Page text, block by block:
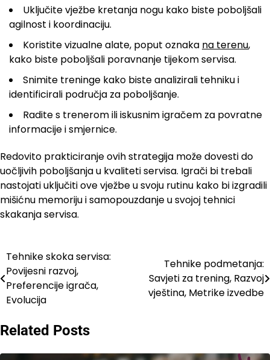
Uključite vježbe kretanja nogu kako biste poboljšali
agilnost i koordinaciju.
Koristite vizualne alate, poput oznaka na terenu,
kako biste poboljšali poravnanje tijekom servisa.
Snimite treninge kako biste analizirali tehniku i
identificirali područja za poboljšanje.
Radite s trenerom ili iskusnim igračem za povratne
informacije i smjernice.
Redovito prakticiranje ovih strategija može dovesti do
uočljivih poboljšanja u kvaliteti servisa. Igrači bi trebali
nastojati uključiti ove vježbe u svoju rutinu kako bi izgradili
mišićnu memoriju i samopouzdanje u svojoj tehnici
skakanja servisa.
Post
navigation
Tehnike skoka servisa:
Povijesni razvoj,
Preferencije igrača,
Evolucija
Tehnike podmetanja:
Savjeti za trening, Razvoj
vještina, Metrike izvedbe
Related Posts